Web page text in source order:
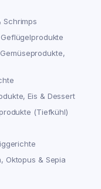
Schrimps
Eis & Dessert
(Tiefkühl)
Oktopus & Sepia